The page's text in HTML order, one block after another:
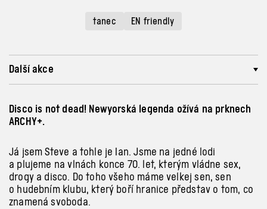
tanec EN friendly
Další akce
Disco is not dead! Newyorská legenda ožívá na prknech
ARCHY+.
Já jsem Steve a tohle je Ian. Jsme na jedné lodi
a plujeme na vlnách konce 70. let, kterým vládne sex,
drogy a disco. Do toho všeho máme velkej sen, sen
o hudebním klubu, který boří hranice představ o tom, co
znamená svoboda.